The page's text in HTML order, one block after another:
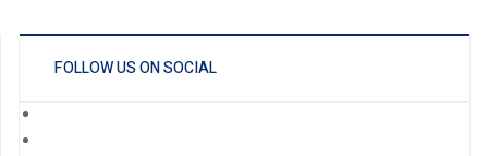
FOLLOW US ON SOCIAL